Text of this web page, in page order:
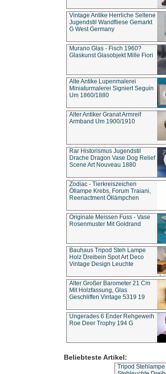
Vintage Antike Herrliche Seltene
Jugendstil Wandfliese Gemarkt
G West Germany
Murano Glas - Fisch 1960?
Glaskunst Glasobjekt Mille Fiori
Alte Antike Lupenmalerei
Miniaturmalerei Signiert Seguin
Um 1860/1880
Alter Antiker Granat Armreif
Armband Um 1900/1910
Rar Historismus Jugendstil
Drache Dragon Vase Dog Relief
Scene Art Nouveau 1880
Zodiac - Tierkreiszeichen
Öllampe Krebs, Forum Traiani,
Reenactment Öllämpchen
Originale Meissen Fuss - Vase
Rosenmuster Mit Goldrand
Bauhaus Tripod Steh Lampe
Holz Dreibein Spot Art Deco
Vintage Design Leuchte
Alter Großer Barometer 21 Cm
Mit Holzfassung, Glas
Geschliffen Vintage 5319 19
Ungerades 6 Ender Rehgeweih
Roe Deer Trophy 194 G
Beliebteste Artikel:
Tripod